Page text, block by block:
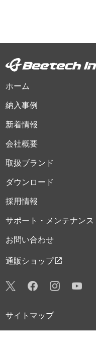
ホーム
納入事例
新着情報
会社概要
取扱ブランド
ダウンロード
採用情報
サポート・メンテナンス
お問い合わせ
通販ショップopen_in_new
サイトマップ